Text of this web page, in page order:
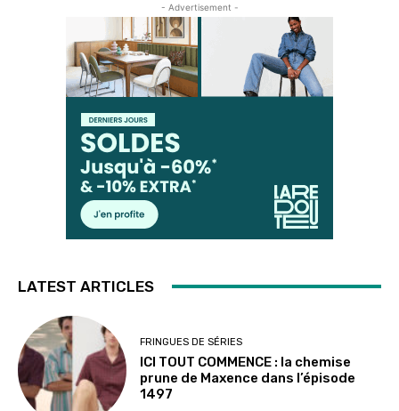
- Advertisement -
LATEST ARTICLES
FRINGUES DE SÉRIES
ICI TOUT COMMENCE : la chemise
prune de Maxence dans l’épisode
1497